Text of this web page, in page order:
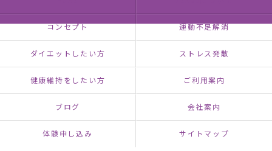
コンセプト 運動不足解消
ダイエットしたい方 ストレス発散
健康維持をしたい方 ご利用案内
ブログ 会社案内
体験申し込み サイトマップ